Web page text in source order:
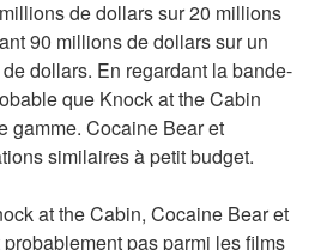
de dollars sur 20 millions
90 millions de dollars sur un
dollars. En regardant la bande-
que Knock at the Cabin
gamme. Cocaine Bear et
similaires à petit budget.
at the Cabin, Cocaine Bear et
pas parmi les films